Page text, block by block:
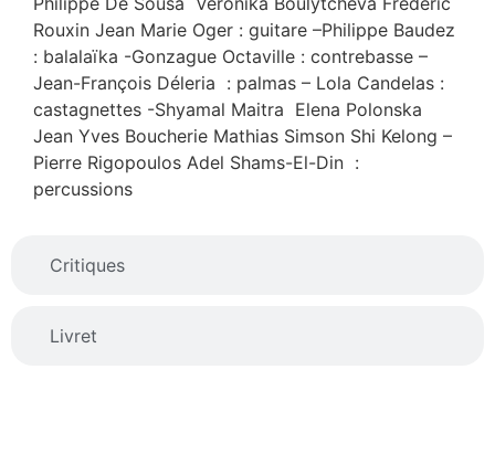
Critiques
Livret
Rouxin Jean Marie Oger : guitare –Philippe Baudez
: balalaïka -Gonzague Octaville : contrebasse –
Jean-François Déleria : palmas – Lola Candelas :
castagnettes -Shyamal Maitra Elena Polonska
Jean Yves Boucherie Mathias Simson Shi Kelong –
Pierre Rigopoulos Adel Shams-El-Din :
percussions